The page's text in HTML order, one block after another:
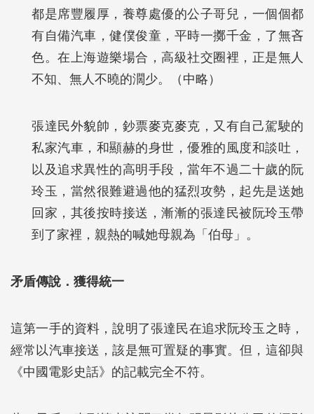
都是席豐履厚，養尊處優的公子哥兒，一個個都
有自備汽車，健僕俊童，平時一擲千金，了無吝
色。在上海遊樂場合，高級社交圈裡，正是無人
不知、無人不曉的濶少。（中略）
張達民外貌帥，鈔票麥克麥克，又有自己駕駛的
私家汽車，和顯赫的身世，優雅的風度和談吐，
以及追求異性的高明手段，當年不過二十歲的阮
玲玉，當然很難避過他的猛烈攻勢，起先是送她
回家，其後按時接送，漸漸的張達民被阮玲玉帶
到了家裡，親熱的喊她母親為「伯母」。
矛盾傳說．獲得統一
這第一手的資料，說明了張達民在追求阮玲玉之時，
經常以汽車接送，該是無可置疑的事實。但，這卻與
《中國電影史話》的記載完全不符。